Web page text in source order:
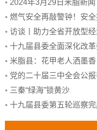
• 2024年3月29日米脂新闻
• 燃气安全再敲警钟！安
• 访谈丨助力全省开放型
• 十九届县委全面深化改
• 米脂县：花甲老人洒墨
• 党的二十届三中全会公
• 三秦“绿海”锁黄沙
• 十九届县委第五轮巡察